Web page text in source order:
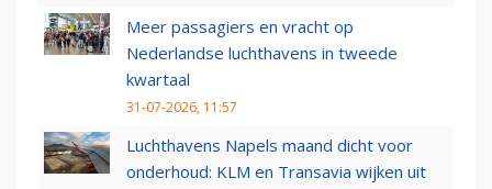
Meer passagiers en vracht op
Nederlandse luchthavens in tweede
kwartaal
31-07-2026, 11:57
Luchthavens Napels maand dicht voor
onderhoud: KLM en Transavia wijken uit